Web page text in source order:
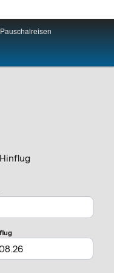
Pauschalreisen